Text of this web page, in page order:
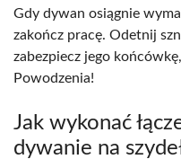
Gdy dywan osiągnie
zakończ pracę. Odetnij
zabezpiecz jego
Powodzenia!
Jak wykonać
dywanie na